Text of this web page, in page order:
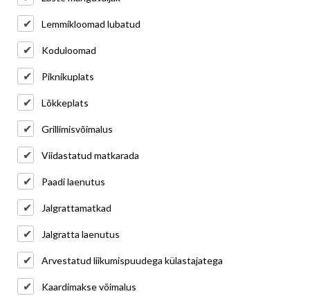
Lemmikloomad lubatud
Koduloomad
Piknikuplats
Lõkkeplats
Grillimisvõimalus
Viidastatud matkarada
Paadi laenutus
Jalgrattamatkad
Jalgratta laenutus
Arvestatud liikumispuudega külastajatega
Kaardimakse võimalus